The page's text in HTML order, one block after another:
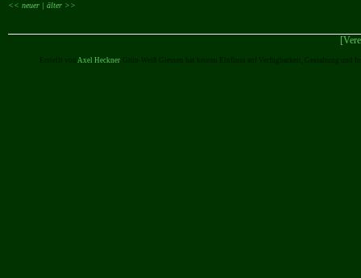
<< neuer | älter >>
Erstellt von Axel Heckner. Grün-Weiß Giessen hat keinen Einfluss auf Verfügbarkeit, Gestaltung und